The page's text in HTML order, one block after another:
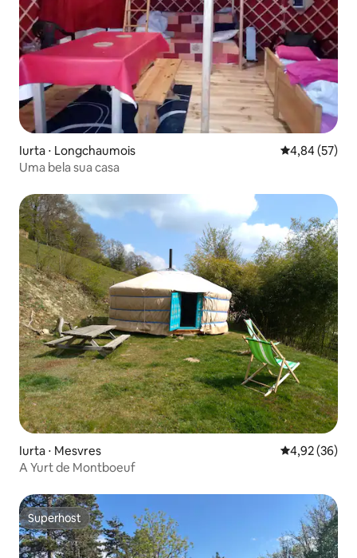
Iurta ⋅ Longchaumois 4,84 de uma
4,84 (57)
Uma bela sua casa
Iurta ⋅ Mesvres 4,92 de uma
4,92 (36)
A Yurt de Montboeuf
Superhost
Superhost